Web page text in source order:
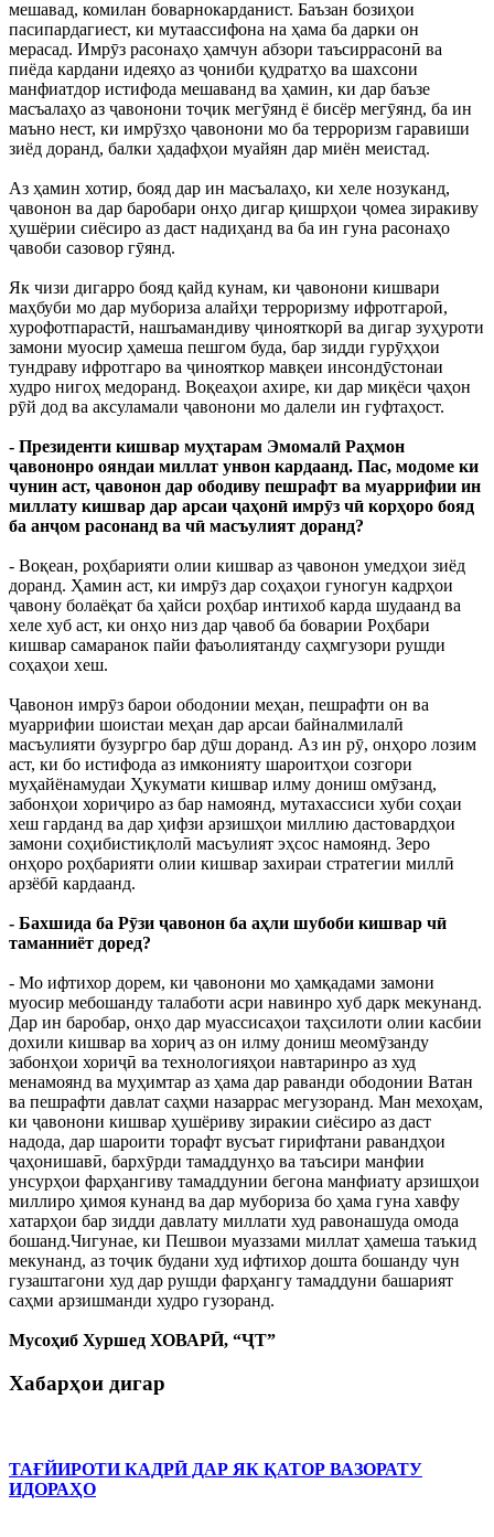
мешавад, комилан боварнокарданист. Баъзан бозиҳои
пасипардагиест, ки мутаассифона на ҳама ба дарки он
мерасад. Имрӯз расонаҳо ҳамчун абзори таъсиррасонӣ ва
пиёда кардани идеяҳо аз ҷониби қудратҳо ва шахсони
манфиатдор истифода мешаванд ва ҳамин, ки дар баъзе
масъалаҳо аз ҷавонони тоҷик мегӯянд ё бисёр мегӯянд, ба ин
маъно нест, ки имрӯзҳо ҷавонони мо ба терроризм гаравиши
зиёд доранд, балки ҳадафҳои муайян дар миён меистад.
Аз ҳамин хотир, бояд дар ин масъалаҳо, ки хеле нозуканд,
ҷавонон ва дар баробари онҳо дигар қишрҳои ҷомеа зиракиву
ҳушёрии сиёсиро аз даст надиҳанд ва ба ин гуна расонаҳо
ҷавоби сазовор гӯянд.
Як чизи дигарро бояд қайд кунам, ки ҷавонони кишвари
маҳбуби мо дар мубориза алайҳи терроризму ифротгароӣ,
хурофотпарастӣ, нашъамандиву ҷинояткорӣ ва дигар зуҳуроти
замони муосир ҳамеша пешгом буда, бар зидди гурӯҳҳои
тундраву ифротгаро ва ҷинояткор мавқеи инсондӯстонаи
худро нигоҳ медоранд. Воқеаҳои ахире, ки дар миқёси ҷаҳон
рӯй дод ва аксуламали ҷавонони мо далели ин гуфтаҳост.
- Президенти кишвар муҳтарам Эмомалӣ Раҳмон
ҷавононро ояндаи миллат унвон кардаанд. Пас, модоме ки
чунин аст, ҷавонон дар ободиву пешрафт ва муаррифии ин
миллату кишвар дар арсаи ҷаҳонӣ имрӯз чӣ корҳоро бояд
ба анҷом расонанд ва чӣ масъулият доранд?
- Воқеан, роҳбарияти олии кишвар аз ҷавонон умедҳои зиёд
доранд. Ҳамин аст, ки имрӯз дар соҳаҳои гуногун кадрҳои
ҷавону болаёқат ба ҳайси роҳбар интихоб карда шудаанд ва
хеле хуб аст, ки онҳо низ дар ҷавоб ба боварии Роҳбари
кишвар самаранок пайи фаъолиятанду саҳмгузори рушди
соҳаҳои хеш.
Ҷавонон имрӯз барои ободонии меҳан, пешрафти он ва
муаррифии шоистаи меҳан дар арсаи байналмилалӣ
масъулияти бузургро бар дӯш доранд. Аз ин рӯ, онҳоро лозим
аст, ки бо истифода аз имконияту шароитҳои созгори
муҳайёнамудаи Ҳукумати кишвар илму дониш омӯзанд,
забонҳои хориҷиро аз бар намоянд, мутахассиси хуби соҳаи
хеш гарданд ва дар ҳифзи арзишҳои миллию дастовардҳои
замони соҳибистиқлолӣ масъулият эҳсос намоянд. Зеро
онҳоро роҳбарияти олии кишвар захираи стратегии миллӣ
арзёбӣ кардаанд.
- Бахшида ба Рӯзи ҷавонон ба аҳли шубоби кишвар чӣ
таманниёт доред?
- Мо ифтихор дорем, ки ҷавонони мо ҳамқадами замони
муосир мебошанду талаботи асри навинро хуб дарк мекунанд.
Дар ин баробар, онҳо дар муассисаҳои таҳсилоти олии касбии
дохили кишвар ва хориҷ аз он илму дониш меомӯзанду
забонҳои хориҷӣ ва технологияҳои навтаринро аз худ
менамоянд ва муҳимтар аз ҳама дар раванди ободонии Ватан
ва пешрафти давлат саҳми назаррас мегузоранд. Ман мехоҳам,
ки ҷавонони кишвар ҳушёриву зиракии сиёсиро аз даст
надода, дар шароити торафт вусъат гирифтани равандҳои
ҷаҳонишавӣ, бархӯрди тамаддунҳо ва таъсири манфии
унсурҳои фарҳангиву тамаддунии бегона манфиату арзишҳои
миллиро ҳимоя кунанд ва дар мубориза бо ҳама гуна хавфу
хатарҳои бар зидди давлату миллати худ равонашуда омода
бошанд.Чигунае, ки Пешвои муаззами миллат ҳамеша таъкид
мекунанд, аз тоҷик будани худ ифтихор дошта бошанду чун
гузаштагони худ дар рушди фарҳангу тамаддуни башарият
саҳми арзишманди худро гузоранд.
Мусоҳиб Хуршед ХОВАРӢ, “ҶТ”
Хабарҳои дигар
ТАҒЙИРОТИ КАДРӢ ДАР ЯК ҚАТОР ВАЗОРАТУ
ИДОРАҲО